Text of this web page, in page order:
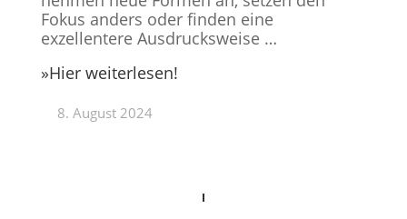
Fokus anders oder finden eine
exzellentere Ausdrucksweise …
»Hier weiterlesen!
8. August 2024